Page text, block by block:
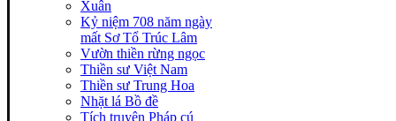
Xuân
Kỷ niệm 708 năm ngày
mất Sơ Tổ Trúc Lâm
Vườn thiền rừng ngọc
Thiền sư Việt Nam
Thiền sư Trung Hoa
Nhặt lá Bồ đề
Tích truyện Pháp cú